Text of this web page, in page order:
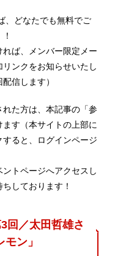
、どなたでも無料でご
ば、メンバー限定メー
ンクをお知らせいたし
信します）
た方は、本記事の「参
す（本サイトの上部に
ると、ログインページ
トページへアクセスし
しております！
回／太田哲雄さ
ン」